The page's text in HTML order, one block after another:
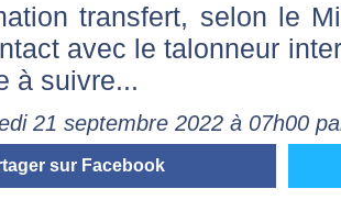
transfert, selon le
avec le talonneur
à suivre...
21 septembre 2022 à 07h00
sur Facebook